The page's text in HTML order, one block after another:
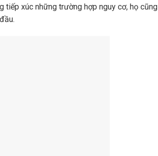
tiếp xúc những trường hợp nguy cơ, họ cũng